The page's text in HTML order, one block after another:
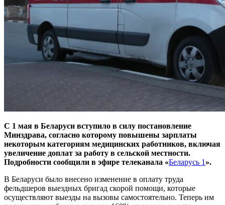
С 1 мая в Беларуси вступило в силу постановление
Минздрава, согласно которому повышены зарплаты
некоторым категориям медицинских работников, включая
увеличение доплат за работу в сельской местности.
Подробности сообщили в эфире телеканала «Беларусь 1».
В Беларуси было внесено изменение в оплату труда
фельдшеров выездных бригад скорой помощи, которые
осуществляют выезды на вызовы самостоятельно. Теперь им